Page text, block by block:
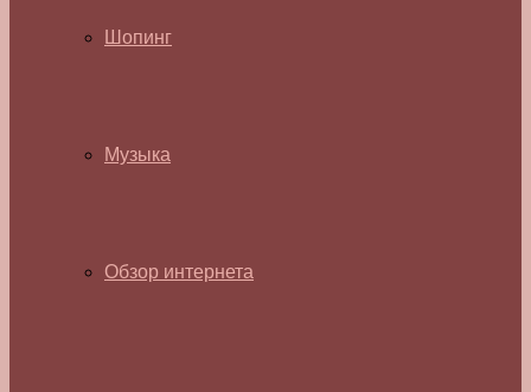
Шопинг
Музыка
Обзор интернета